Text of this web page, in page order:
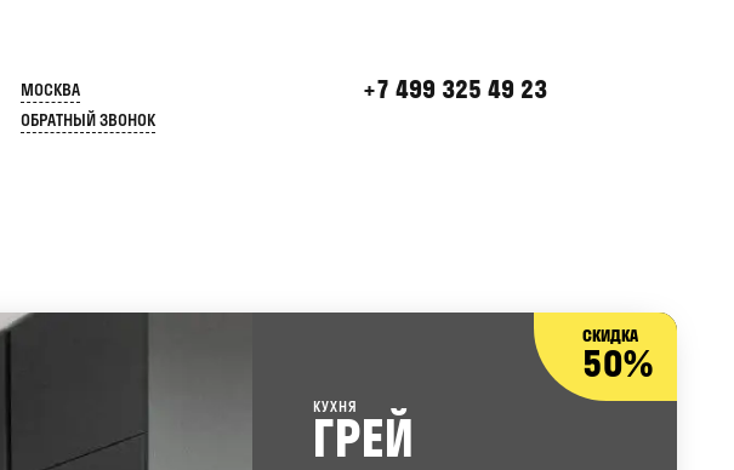
+7 499 325 49 23
МОСКВА
ОБРАТНЫЙ ЗВОНОК
СКИДКА
50%
КУХНЯ
ГРЕЙ